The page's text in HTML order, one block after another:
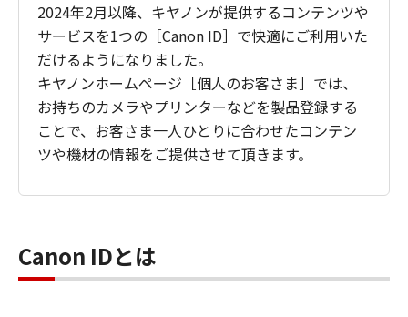
2024年2月以降、キヤノンが提供するコンテンツや
サービスを1つの［Canon ID］で快適にご利用いた
だけるようになりました。
キヤノンホームページ［個人のお客さま］では、
お持ちのカメラやプリンターなどを製品登録する
ことで、お客さま一人ひとりに合わせたコンテン
ツや機材の情報をご提供させて頂きます。
Canon IDとは